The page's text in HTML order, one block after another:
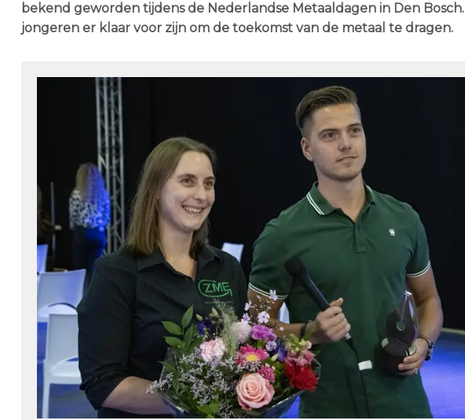
bekend geworden tijdens de Nederlandse Metaaldagen in Den
jongeren er klaar voor zijn om de toekomst van de metaal te dragen.